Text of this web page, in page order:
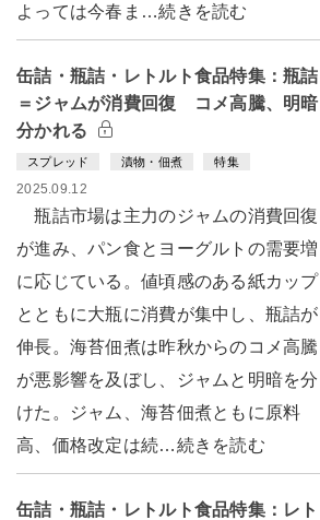
よっては今春ま…続きを読む
缶詰・瓶詰・レトルト食品特集：瓶詰
＝ジャムが消費回復 コメ高騰、明暗
分かれる
スプレッド 漬物・佃煮 特集
2025.09.12
瓶詰市場は主力のジャムの消費回復
が進み、パン食とヨーグルトの需要増
に応じている。値頃感のある紙カップ
とともに大瓶に消費が集中し、瓶詰が
伸長。海苔佃煮は昨秋からのコメ高騰
が悪影響を及ぼし、ジャムと明暗を分
けた。ジャム、海苔佃煮ともに原料
高、価格改定は続…続きを読む
缶詰・瓶詰・レトルト食品特集：レト